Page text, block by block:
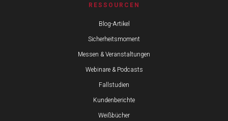
RESSOURCEN
Blog-Artikel
Sicherheitsmoment
Messen & Veranstaltungen
Webinare & Podcasts
Fallstudien
Kundenberichte
Weißbücher